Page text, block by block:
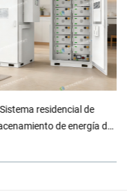
Casa prefabricada de
contenedor (hotel)